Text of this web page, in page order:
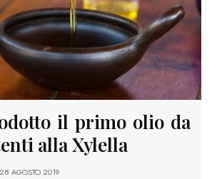
il primo olio da
alla Xylella
AGOSTO 2019